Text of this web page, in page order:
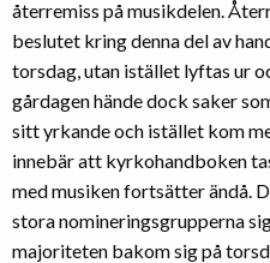
återremiss på musikdelen.
beslutet kring denna del av
torsdag, utan istället lyftas ur
gårdagen hände dock saker
sitt yrkande och istället kom
innebär att kyrkohandboken
med musiken fortsätter ändå.
stora nomineringsgrupperna
majoriteten bakom sig på